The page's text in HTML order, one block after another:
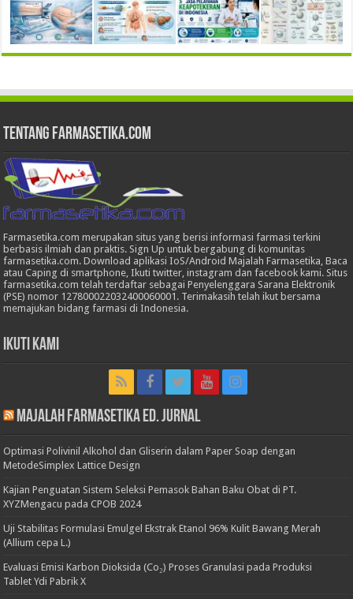
Tentang Farmasetika.com
Farmasetika.com merupakan situs yang berisi informasi farmasi terkini
berbasis ilmiah dan praktis. Sign Up untuk bergabung di komunitas
farmasetika.com. Download aplikasi IoS/Android Majalah Farmasetika, Baca
atau Caping di smartphone, Ikuti twitter, instagram dan facebook kami. Situs
farmasetika.com telah terdaftar sebagai Penyelenggara Sarana Elektronik
(PSE) nomor 127800022032400060001. Terimakasih telah ikut bersama
memajukan bidang farmasi di Indonesia.
Ikuti Kami
Majalah Farmasetika Ed. Jurnal
Optimasi Polivinil Alkohol dan Gliserin dalam Paper Soap dengan
MetodeSimplex Lattice Design
Kajian Penguatan Sistem Seleksi Pemasok Bahan Baku Obat di PT.
XYZMengacu pada CPOB 2024
Uji Stabilitas Formulasi Emulgel Ekstrak Etanol 96% Kulit Bawang Merah
(Allium cepa L.)
Evaluasi Emisi Karbon Dioksida (Co₂) Proses Granulasi pada Produksi
Tablet Ydi Pabrik X